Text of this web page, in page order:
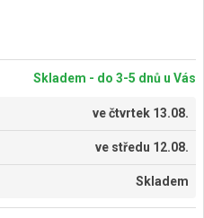
Skladem - do 3-5 dnů u Vás
večtvrtek 13.08.
ve středu 12.08.
Skladem